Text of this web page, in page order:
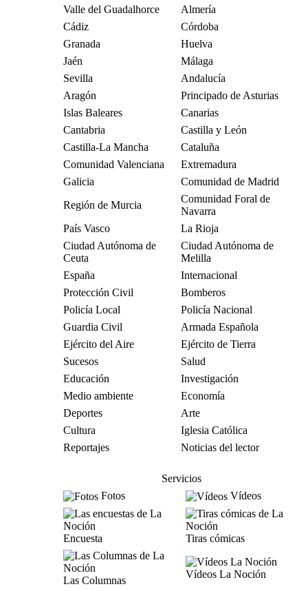
Valle del Guadalhorce
Almería
Cádiz
Córdoba
Granada
Huelva
Jaén
Málaga
Sevilla
Andalucía
Aragón
Principado de Asturias
Islas Baleares
Canarias
Cantabria
Castilla y León
Castilla-La Mancha
Cataluña
Comunidad Valenciana
Extremadura
Galicia
Comunidad de Madrid
Región de Murcia
Comunidad Foral de
Navarra
País Vasco
La Rioja
Ciudad Autónoma de
Ceuta
Ciudad Autónoma de
Melilla
España
Internacional
Protección Civil
Bomberos
Policía Local
Policía Nacional
Guardia Civil
Armada Española
Ejército del Aire
Ejército de Tierra
Sucesos
Salud
Educación
Investigación
Medio ambiente
Economía
Deportes
Arte
Cultura
Iglesia Católica
Reportajes
Noticias del lector
Servicios
Fotos
Vídeos
Encuesta Tiras cómicas
Las Columnas
Vídeos La Noción